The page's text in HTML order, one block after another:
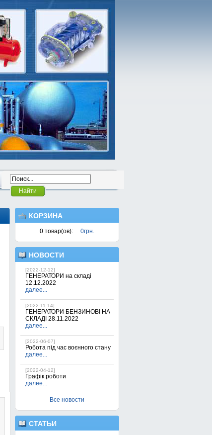
Найти
КОРЗИНА
0 товар(ов): 0грн.
НОВОСТИ
[2022-12-12]
ГЕНЕРАТОРИ на складі
12.12.2022
далее...
[2022-11-14]
ГЕНЕРАТОРИ БЕНЗИНОВІ НА
СКЛАДІ 28.11.2022
далее...
[2022-06-07]
Робота під час воєнного стану
далее...
[2022-04-12]
Графік роботи
далее...
Все новости
СТАТЬИ